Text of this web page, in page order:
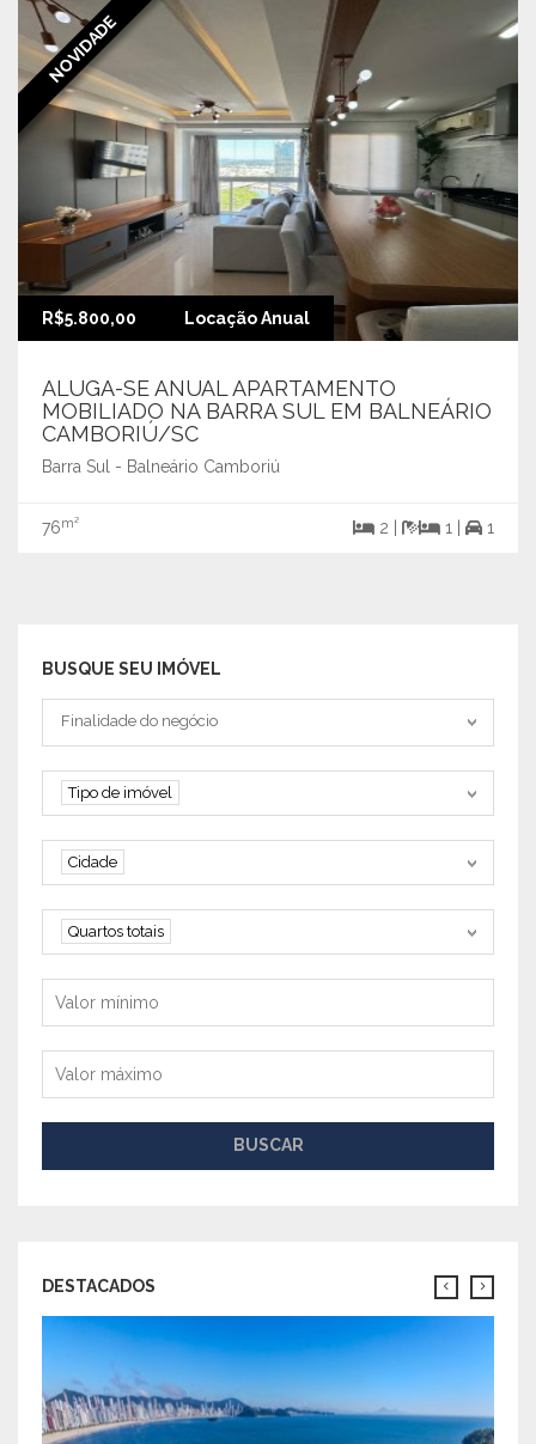
NOVIDADE
R$5.800,00 Locação Anual
ALUGA-SE ANUAL APARTAMENTO
MOBILIADO NA BARRA SUL EM BALNEÁRIO
CAMBORIÚ/SC
Barra Sul - Balneário Camboriú
76m² 2 | 1 | 1
BUSQUE SEU IMÓVEL
Tipo negociação
Finalidade do negócio
Tipo de imóvel
Tipo de imóvel
Cidade
Cidade
Quartos
Quartos totais
Valor mínimo
Valor máximo
BUSCAR
DESTACADOS